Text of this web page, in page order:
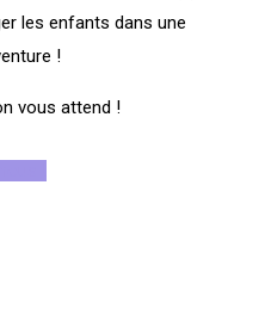
les enfants dans une
!
vous attend !